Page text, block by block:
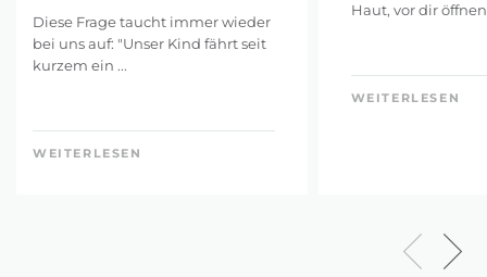
Diese Frage taucht immer wieder
bei uns auf: "Unser Kind fährt seit
kurzem ein ...
WEITERLESEN
Haut, vor dir öffnen
WEITERLESEN